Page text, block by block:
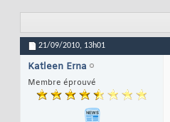
21/09/2010, 13h01
Katleen Erna
Membre éprouvé